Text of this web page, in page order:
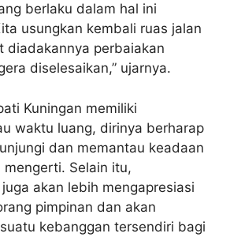
berlaku dalam hal ini
usungkan kembali ruas jalan
diadakannya perbaiakan
diselesaikan,” ujarnya.
Kuningan memiliki
waktu luang, dirinya berharap
dan memantau keadaan
Selain itu,
akan lebih mengapresiasi
pimpinan dan akan
kebanggan tersendiri bagi